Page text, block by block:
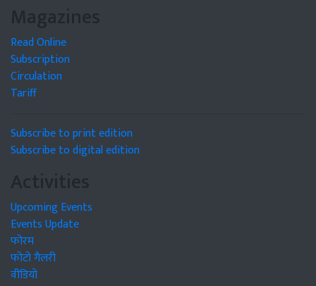
Magazines
Read Online
Subscription
Circulation
Tariff
Subscribe to print edition
Subscribe to digital edition
Activities
Upcoming Events
Events Update
फोरम
फोटो गैलरी
वीडियो